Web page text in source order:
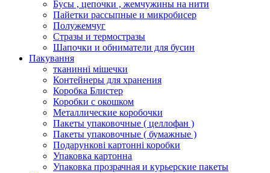
Бусы , цепочки , жемчужины на нити
Пайетки рассыпные и микробисер
Полужемчуг
Стразы и термостразы
Шапочки и обниматели для бусин
Пакування
тканинні мішечки
Контейнеры для хранения
Коробка Блистер
Коробки с окошком
Металлические коробочки
Пакеты упаковочные ( целлофан )
Пакеты упаковочные ( бумажные )
Подарункові картонні коробки
Упаковка картонна
Упаковка прозрачная и курьерские пакеты